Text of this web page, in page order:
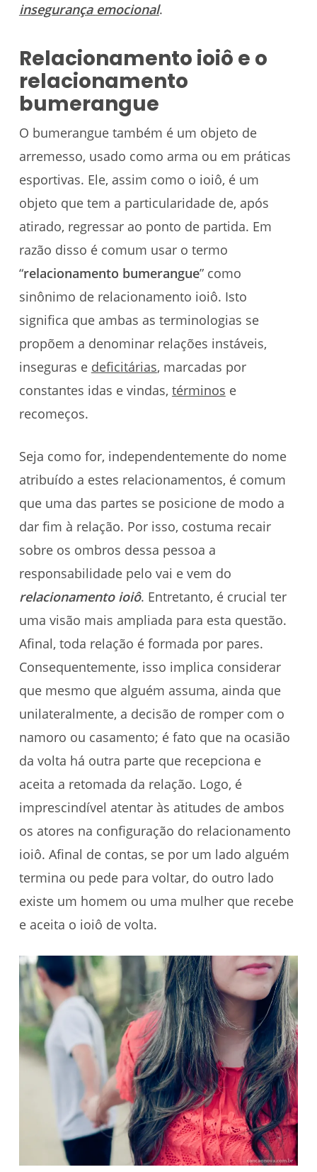
insegurança emocional.
Relacionamento ioiô e o
relacionamento
bumerangue
O bumerangue também é um objeto de
arremesso, usado como arma ou em práticas
esportivas. Ele, assim como o ioiô, é um
objeto que tem a particularidade de, após
atirado, regressar ao ponto de partida. Em
razão disso é comum usar o termo
“relacionamento bumerangue” como
sinônimo de relacionamento ioiô. Isto
significa que ambas as terminologias se
propõem a denominar relações instáveis,
inseguras e deficitárias, marcadas por
constantes idas e vindas, términos e
recomeços.
Seja como for, independentemente do nome
atribuído a estes relacionamentos, é comum
que uma das partes se posicione de modo a
dar fim à relação. Por isso, costuma recair
sobre os ombros dessa pessoa a
responsabilidade pelo vai e vem do
relacionamento ioiô. Entretanto, é crucial ter
uma visão mais ampliada para esta questão.
Afinal, toda relação é formada por pares.
Consequentemente, isso implica considerar
que mesmo que alguém assuma, ainda que
unilateralmente, a decisão de romper com o
namoro ou casamento; é fato que na ocasião
da volta há outra parte que recepciona e
aceita a retomada da relação. Logo, é
imprescindível atentar às atitudes de ambos
os atores na configuração do relacionamento
ioiô. Afinal de contas, se por um lado alguém
termina ou pede para voltar, do outro lado
existe um homem ou uma mulher que recebe
e aceita o ioiô de volta.